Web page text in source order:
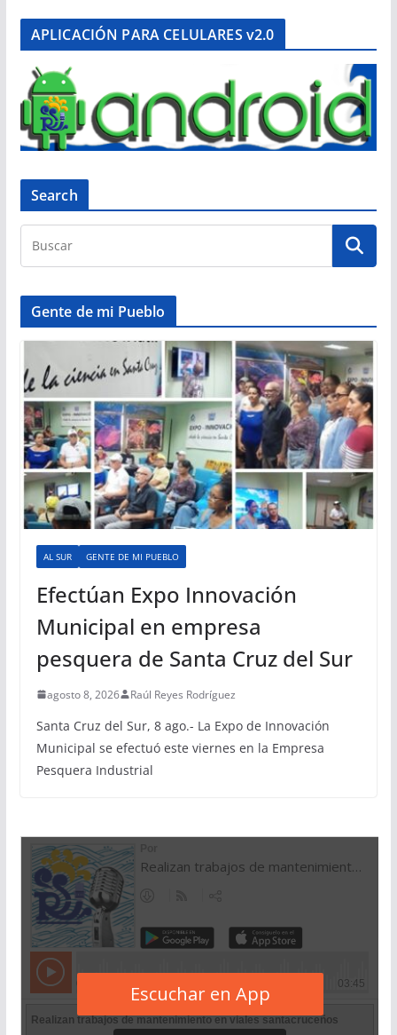
APLICACIÓN PARA CELULARES v2.0
Search
Gente de mi Pueblo
AL SUR GENTE DE MI PUEBLO
Efectúan Expo Innovación
Municipal en empresa
pesquera de Santa Cruz del Sur
agosto 8, 2026 Raúl Reyes Rodríguez
Santa Cruz del Sur, 8 ago.- La Expo de Innovación
Municipal se efectuó este viernes en la Empresa
Pesquera Industrial